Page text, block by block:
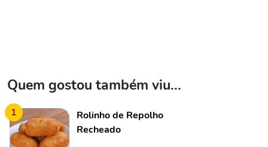
Quem gostou também viu...
1
Rolinho de Repolho
Recheado